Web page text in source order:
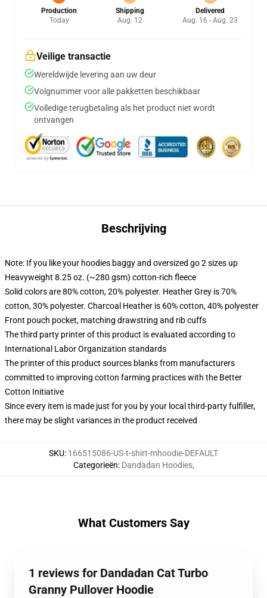
Production
Today
Shipping
Aug. 12
Delivered
Aug. 16 - Aug. 23
Veilige transactie
Wereldwijde levering aan uw deur
Volgnummer voor alle pakketten beschikbaar
Volledige terugbetaling als het product niet wordt
ontvangen
Beschrijving
Note: If you like your hoodies baggy and oversized go 2 sizes up
Heavyweight 8.25 oz. (~280 gsm) cotton-rich fleece
Solid colors are 80% cotton, 20% polyester. Heather Grey is 70%
cotton, 30% polyester. Charcoal Heather is 60% cotton, 40% polyester
Front pouch pocket, matching drawstring and rib cuffs
The third party printer of this product is evaluated according to
International Labor Organization standards
The printer of this product sources blanks from manufacturers
committed to improving cotton farming practices with the Better
Cotton Initiative
Since every item is made just for you by your local third-party fulfiller,
there may be slight variances in the product received
SKU: 166515086-US-t-shirt-mhoodie-DEFAULT
Categorieën: Dandadan Hoodies,
What Customers Say
1 reviews for Dandadan Cat Turbo
Granny Pullover Hoodie